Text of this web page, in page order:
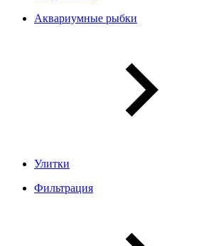
Аквариумные рыбки
Улитки
Фильтрация